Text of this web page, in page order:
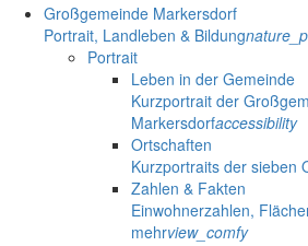
Großgemeinde Markersdorf
Portrait, Landleben & Bildung
Portrait
Leben in der Gemeinde
Kurzportrait der
Markersdorfaccessibility
Ortschaften
Kurzportraits der sieben
Zahlen & Fakten
Einwohnerzahlen,
mehrview_comfy